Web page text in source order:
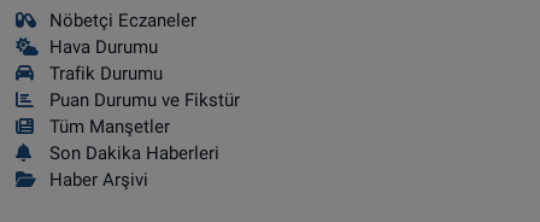
Nöbetçi Eczaneler
Hava Durumu
Trafik Durumu
Puan Durumu ve Fikstür
Tüm Manşetler
Son Dakika Haberleri
Haber Arşivi